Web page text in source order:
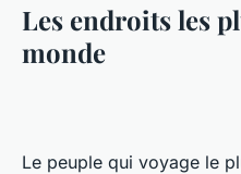
Les endroits les
monde
Le peuple qui voyage le